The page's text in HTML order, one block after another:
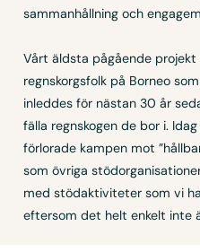
sammanhållning och
Vårt äldsta pågående
regnskorgsfolk på Borneo
inleddes för nästan 30 år
fälla regnskogen de bor i.
förlorade kampen mot
som övriga
med stödaktiviteter som vi
eftersom det helt enkelt inte